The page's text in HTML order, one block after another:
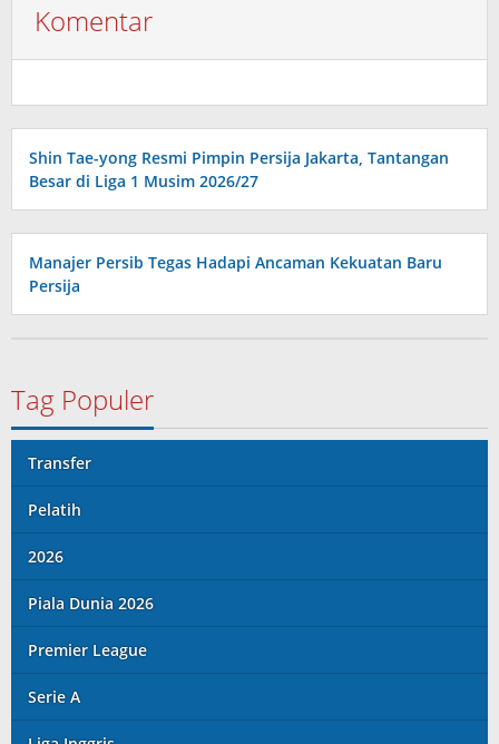
Komentar
Shin Tae-yong Resmi Pimpin Persija Jakarta, Tantangan
Besar di Liga 1 Musim 2026/27
Manajer Persib Tegas Hadapi Ancaman Kekuatan Baru
Persija
Tag Populer
Transfer
Pelatih
2026
Piala Dunia 2026
Premier League
Serie A